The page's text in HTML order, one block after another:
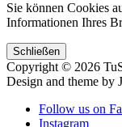
Sie können Cookies
Informationen Ihres
Schließen
Copyright © 2026
Design and theme by
Follow us on
Instagram